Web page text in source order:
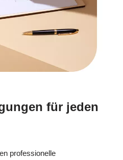
für jeden
professionelle